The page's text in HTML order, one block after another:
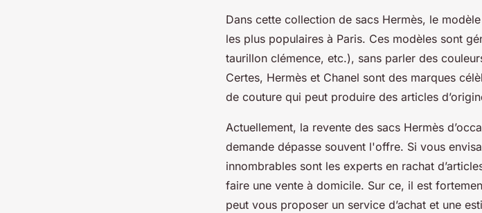
Dans cette collection de sacs Hermès, le
les plus populaires à Paris. Ces modèles sont
taurillon clémence, etc.), sans parler des
Certes, Hermès et Chanel sont des marques
de couture qui peut produire des articles
Actuellement, la revente des sacs Hermès
demande dépasse souvent l'offre. Si vous
innombrables sont les experts en rachat
faire une vente à domicile. Sur ce, il est
peut vous proposer un service d’achat et une